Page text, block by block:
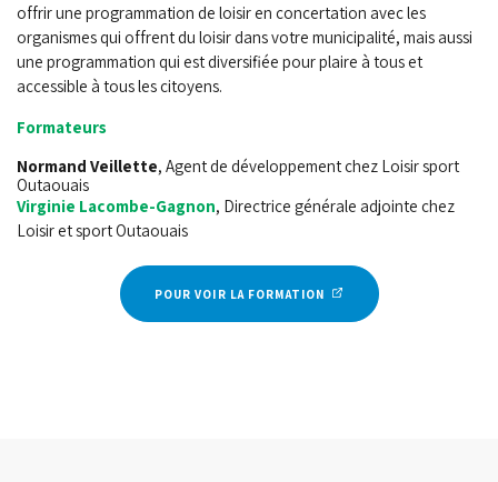
offrir une programmation de loisir en concertation avec les
organismes qui offrent du loisir dans votre municipalité, mais aussi
une programmation qui est diversifiée pour plaire à tous et
accessible à tous les citoyens.
Formateurs
Normand Veillette, Agent de développement chez Loisir sport
Outaouais
Virginie Lacombe-Gagnon, Directrice générale adjointe chez
Loisir et sport Outaouais
POUR VOIR LA FORMATION